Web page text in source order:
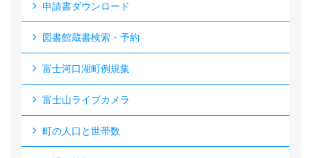
申請書ダウンロード
図書館蔵書検索・予約
富士河口湖町例規集
富士山ライブカメラ
町の人口と世帯数